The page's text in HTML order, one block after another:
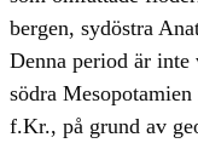
bergen, sydöstra
Denna period är
södra
f.Kr., på grund av